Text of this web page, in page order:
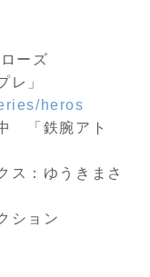
ローズ
レ」
heros
「鉄腕アト
ス：ゆうきまさ
ション